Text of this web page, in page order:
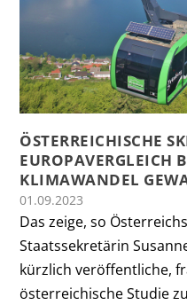
ÖSTERREICHISCHE
EUROPAVERGLEICH
KLIMAWANDEL
01.09.2023
Das zeige, so
Staatssekretärin
kürzlich veröffentliche,
österreichische Studie